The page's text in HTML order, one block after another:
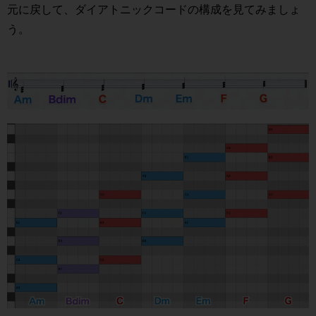
元に戻して、ダイアトニックコードの構成を見てみましょ
う。